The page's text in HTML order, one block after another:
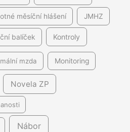
měsíční hlášení JMHZ
balíček Kontroly
mzda Monitoring
Novela ZP
Nábor